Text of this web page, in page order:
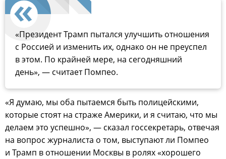
«Президент Трамп пытался улучшить отношения
с Россией и изменить их, однако он не преуспел
в этом. По крайней мере, на сегодняшний
день», — считает Помпео.
«Я думаю, мы оба пытаемся быть полицейскими,
которые стоят на страже Америки, и я считаю, что мы
делаем это успешно», — сказал госсекретарь, отвечая
на вопрос журналиста о том, выступают ли Помпео
и Трамп в отношении Москвы в ролях «хорошего